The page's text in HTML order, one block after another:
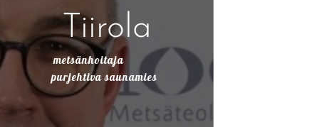
Tiirola
metsänhoitaja
purjehtiva saunamies